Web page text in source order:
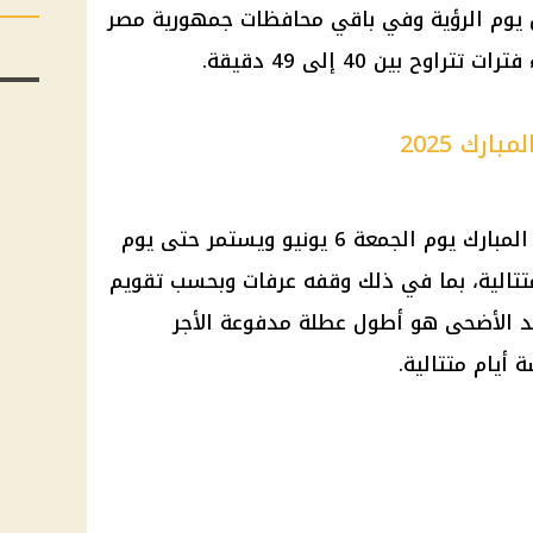
يوم الرؤية وفي باقي محافظات جمهورية مصر
بين 40 إلى 49 دقيقة.
2025
فلكيا يوافق أول أيام عيد الأضحى المبارك يوم الجمعة 6 يونيو ويستمر حتى يوم
متتالية، بما في ذلك وقفه عرفات وبحسب تقويم
لعام 2025 فإن عيد الأضحى هو أطول عطلة مدفوعة الأجر
متتالية.